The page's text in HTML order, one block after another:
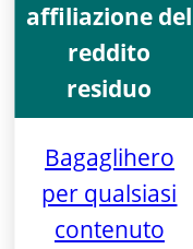
affiliazione del
reddito
residuo
Bagaglihero
per qualsiasi
contenuto